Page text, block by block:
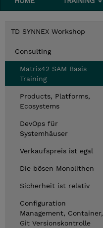
TD SYNNEX Workshop
Consulting
Matrix42 SAM Basis
Training
Products, Platforms,
Ecosystems
DevOps für
Systemhäuser
Verkaufspreis ist egal
Die bösen Monolithen
Sicherheit ist relativ
Configuration
Management, Container,
Git Versionskontrolle